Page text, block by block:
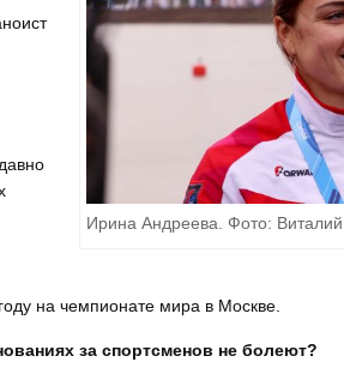
Ирина Андреева. Фото:
на чемпионате мира в Москве.
за спортсменов не болеют?